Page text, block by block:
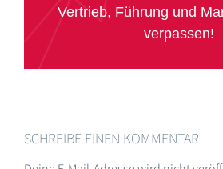
Vertrieb, Führung und
verpassen!
SCHREIBE EINEN KOMMENTAR